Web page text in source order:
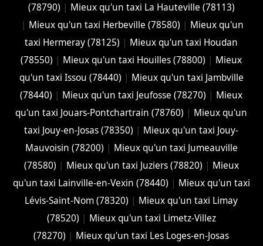
(78790) | Mieux qu'un taxi La Hauteville (78113)
| Mieux qu'un taxi Herbeville (78580) | Mieux qu'un
taxi Hermeray (78125) | Mieux qu'un taxi Houdan
(78550) | Mieux qu'un taxi Houilles (78800) | Mieux
qu'un taxi Issou (78440) | Mieux qu'un taxi Jambville
(78440) | Mieux qu'un taxi Jeufosse (78270) | Mieux
qu'un taxi Jouars-Pontchartrain (78760) | Mieux qu'un
taxi Jouy-en-Josas (78350) | Mieux qu'un taxi Jouy-
Mauvoisin (78200) | Mieux qu'un taxi Jumeauville
(78580) | Mieux qu'un taxi Juziers (78820) | Mieux
qu'un taxi Lainville-en-Vexin (78440) | Mieux qu'un taxi
Lévis-Saint-Nom (78320) | Mieux qu'un taxi Limay
(78520) | Mieux qu'un taxi Limetz-Villez
(78270) | Mieux qu'un taxi Les Loges-en-Josas